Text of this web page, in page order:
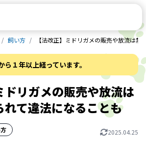
飼い方 【法改正】ミドリガメの販売や放流は
ら１年以上経っています。
ドリガメの販売や放流は
れて違法になることも
2025.04.25